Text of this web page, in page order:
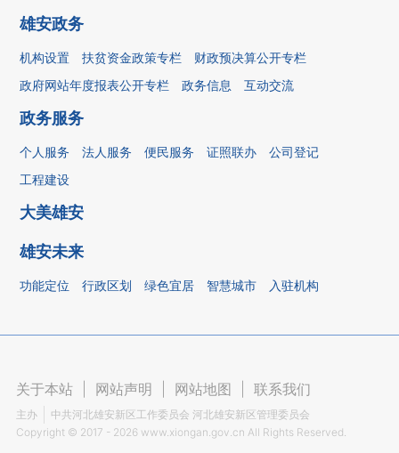
雄安政务
机构设置 扶贫资金政策专栏
财政预决算公开专栏
政府网站年度报表公开专栏
政务信息 互动交流
政务服务
个人服务 法人服务 便民服务 证照联办
公司登记
工程建设
大美雄安
雄安未来
功能定位 行政区划 绿色宜居 智慧城市 入驻机构
关于本站 网站声明 网站地图 联系我们
主办
中共河北雄安新区工作委员会 河北雄安新区管理委员会
Copyright © 2017 - 2026 www.xiongan.gov.cn All Rights Reserved.